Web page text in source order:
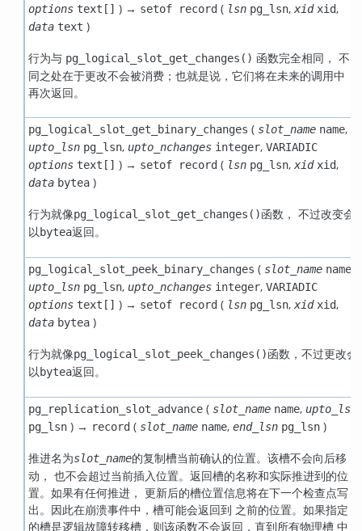
options text[] ) → setof record( lsn pg_lsn,xid xid,
data text )
行为与 pg_logical_slot_get_changes() 函数完全相同， 不
同之处在于更改不会被消费；也就是说，它们将在未来的调用中
再次返回。
pg_logical_slot_get_binary_changes ( slot_name name,
upto_lsn pg_lsn, upto_nchanges integer, VARIADIC
options text[] ) → setof record( lsn pg_lsn,xid xid,
data bytea)
行为就像pg_logical_slot_get_changes()函数， 不过改变会
以bytea返回。
pg_logical_slot_peek_binary_changes ( slot_name name
upto_lsn pg_lsn, upto_nchanges integer, VARIADIC
options text[] ) → setof record( lsn pg_lsn,xid xid,
data bytea)
行为就像pg_logical_slot_peek_changes()函数，不过更改会
以bytea返回。
pg_replication_slot_advance( slot_name name, upto_lsn
pg_lsn) → record( slot_name name, end_lsn pg_lsn)
推进名为slot_name的复制槽当前确认的位置。该槽不会向后移
动， 也不会超过当前插入位置。返回槽的名称和实际推进到的位
置。如果有任何推进， 更新后的槽位置信息将在下一个检查点写
出。因此在崩溃事件中，槽可能会返回到 之前的位置。如果指定
的槽是逻辑故障转移槽，则该函数不会返回，直到所有物理槽 中